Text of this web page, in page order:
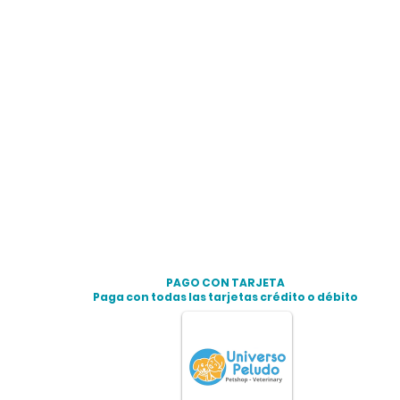
PAGO CON TARJETA
Paga con todas las tarjetas crédito o débito